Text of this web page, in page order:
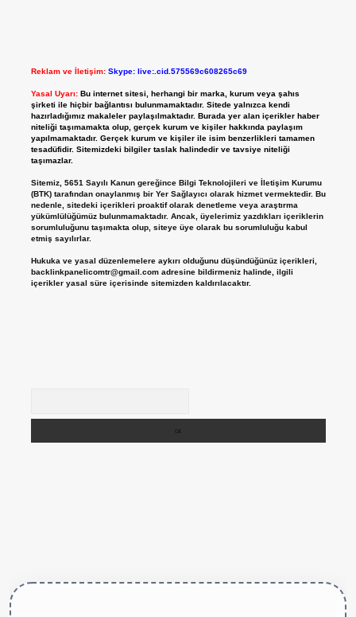
Reklam ve İletişim: Skype: live:.cid.575569c608265c69
Yasal Uyarı: Bu internet sitesi, herhangi bir marka, kurum veya şahıs
şirketi ile hiçbir bağlantısı bulunmamaktadır. Sitede yalnızca kendi
hazırladığımız makaleler paylaşılmaktadır. Burada yer alan içerikler haber
niteliği taşımamakta olup, gerçek kurum ve kişiler hakkında paylaşım
yapılmamaktadır. Gerçek kurum ve kişiler ile isim benzerlikleri tamamen
tesadüfidir. Sitemizdeki bilgiler taslak halindedir ve tavsiye niteliği
taşımazlar.
Sitemiz, 5651 Sayılı Kanun gereğince Bilgi Teknolojileri ve İletişim Kurumu
(BTK) tarafından onaylanmış bir Yer Sağlayıcı olarak hizmet vermektedir. Bu
nedenle, sitedeki içerikleri proaktif olarak denetleme veya araştırma
yükümlülüğümüz bulunmamaktadır. Ancak, üyelerimiz yazdıkları içeriklerin
sorumluluğunu taşımakta olup, siteye üye olarak bu sorumluluğu kabul
etmiş sayılırlar.
Hukuka ve yasal düzenlemelere aykırı olduğunu düşündüğünüz içerikleri,
backlinkpanelicomtr@gmail.comadresine bildirmeniz halinde, ilgili
içerikler yasal süre içerisinde sitemizden kaldırılacaktır.